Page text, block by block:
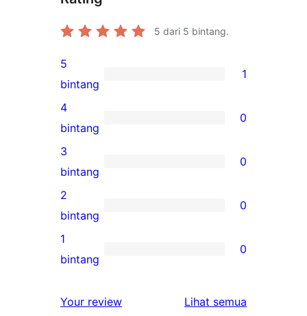
5 dari 5 bintang.
1
ulasan
5-
bintang
5
bintang
1
0
ulasan
4-
bintang
4
bintang
0
0
ulasan
3-
bintang
3
bintang
0
0
ulasan
2-
2
bintang
0
0
1-
1
bintang
0
Your review Lihat semua